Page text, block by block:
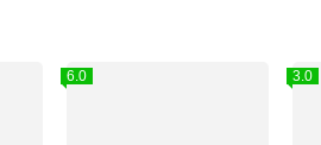
6.0 3.0